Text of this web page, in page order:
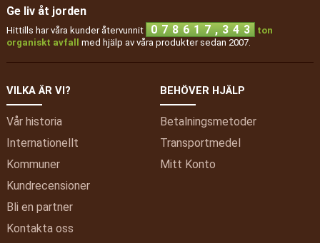
Kran
Maximalt antal brickor
4
Tillverkningsland
Frankrike
Material
Återvunnen plast
Ge liv åt jorden
Hittills har våra kunder återvunnit 0 7 8 6 1 7 , 3 7 8
ton
organiskt avfall
med hjälp av våra produkter sedan 2007.
VILKA ÄR VI?
Vår historia
Internationellt
Kommuner
Kundrecensioner
Bli en partner
Kontakta oss
BEHÖVER HJÄLP
Betalningsmetoder
Transportmedel
Mitt Konto